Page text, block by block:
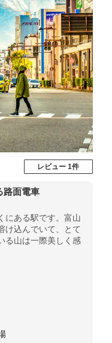
レビュー 1件
路面電車
にある駅です。富山
け込んでいて、とて
る山は一際美しく感